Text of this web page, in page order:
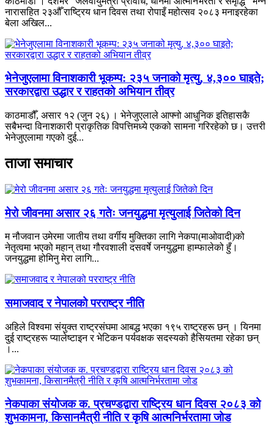
नारासहित २३औँ राष्ट्रिय धान दिवस तथा रोपाइँ महोत्सव २०८३ मनाइरहेका
बेला अखिल...
भेनेजुएलामा विनाशकारी भूकम्प: २३५ जनाको मृत्यु, ४,३०० घाइते;
सरकारद्वारा उद्धार र राहतको अभियान तीव्र
काठमाडौँ, असार १२ (जुन २६) । भेनेजुएलाले आफ्नो आधुनिक इतिहासकै
सबैभन्दा विनाशकारी प्राकृतिक विपत्तिमध्ये एकको सामना गरिरहेको छ। उत्तरी
भेनेजुएलामा गएको दुई...
ताजा समाचार
मेरो जीवनमा असार २६ गतेः जनयुद्धमा मृत्युलाई जितेको दिन
म नौजवान उमेरमा जातीय तथा वर्गीय मुक्तिका लागि नेकपा(माओवादी)को
नेतृत्वमा भएको महान् तथा गौरवशाली दसवर्षे जनयुद्धमा हाम्फालेको हुँ।
जनयुद्धमा होमिनु मेरा लागि...
समाजवाद र नेपालको परराष्ट्र नीति
अहिले विश्वमा संयुक्त राष्ट्रसंघमा आबद्ध भएका १९५ राष्ट्रहरू छन् । यिनमा
दुई राष्ट्रहरू प्यालेष्टाइन र भेटिकन पर्यवक्षक सदस्यको हैसियतमा रहेका छन्
।...
नेकपाका संयोजक क. प्रचण्डद्वारा राष्ट्रिय धान दिवस २०८३ को
शुभकामना, किसानमैत्री नीति र कृषि आत्मनिर्भरतामा जोड